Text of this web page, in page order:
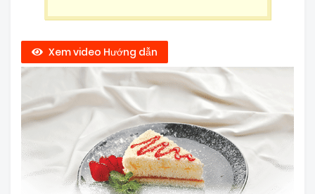
Xem video Hướng dẫn